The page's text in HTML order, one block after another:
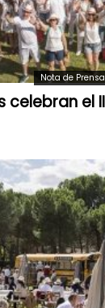
Nota de Prensa
el